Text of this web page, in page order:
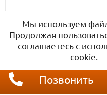
Кольца для штор Rings
White 12 шт.
720 руб.
Позвонить
Мы используем
Продолжая
соглашаетесь с
cookie.